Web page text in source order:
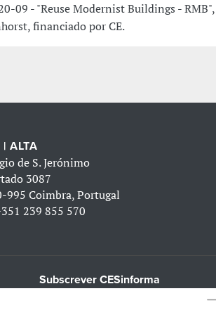
09 - "Reuse Modernist Buildings -
financiado por CE.
| ALTA
de S. Jerónimo
3087
995 Coimbra, Portugal
239 855 570
Subscrever CESinforma